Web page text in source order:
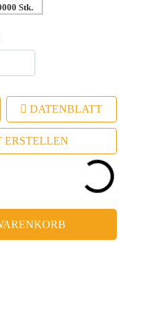
Stk.
DATENBLATT
ERSTELLEN